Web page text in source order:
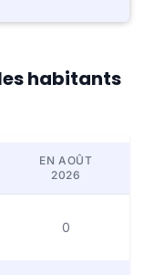
habitants
EN AOÛT
2026
0